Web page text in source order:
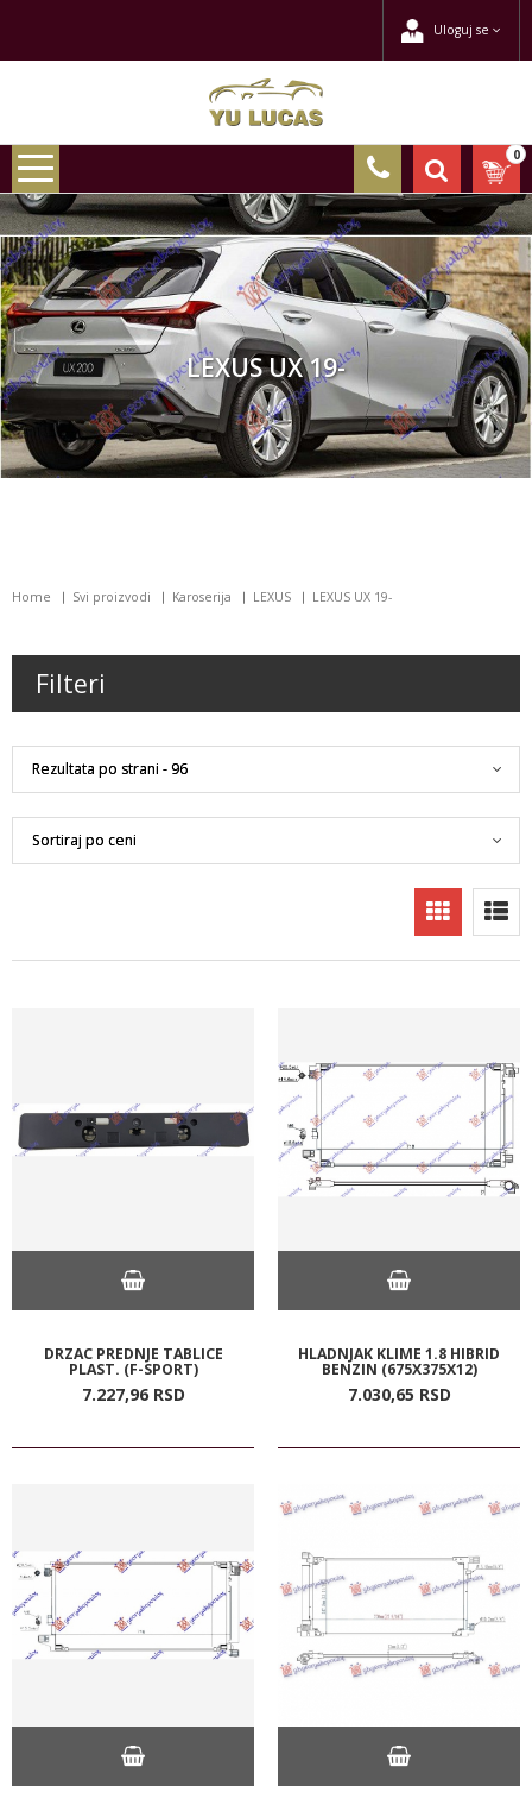
Uloguj se
0
LEXUS UX 19-
Home Svi proizvodi Karoserija LEXUS LEXUS UX 19-
Filteri
DRZAC PREDNJE TABLICE
PLAST. (F-SPORT)
7.227,96 RSD
HLADNJAK KLIME 1.8 HIBRID
BENZIN (675X375X12)
7.030,65 RSD